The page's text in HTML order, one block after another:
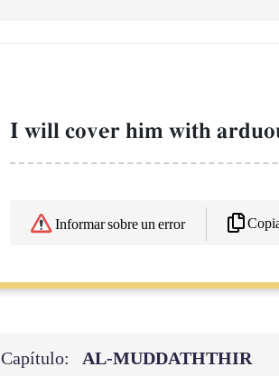
I will cover him with
Informar sobre un error
Capítulo: AL‑MUDDATHTHIR